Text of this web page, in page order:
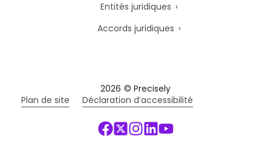
Entités juridiques
Accords juridiques
2026 © Precisely
Plan de site
Déclaration d’accessibilité